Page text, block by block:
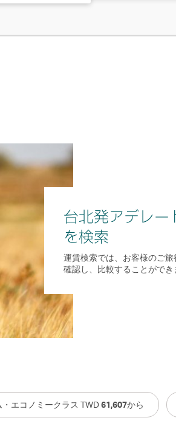
台北発アデレー
を検索
運賃検索では、お客様のご
確認し、比較することができ
・エコノミークラス TWD61,607から